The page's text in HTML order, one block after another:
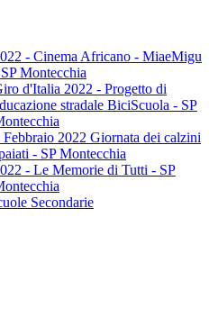
- Cinema Africano - MiaeMigu
Montecchia
d'Italia 2022 - Progetto di
stradale BiciScuola - SP
Febbraio 2022 Giornata dei calzini
- SP Montecchia
- Le Memorie di Tutti - SP
Secondarie